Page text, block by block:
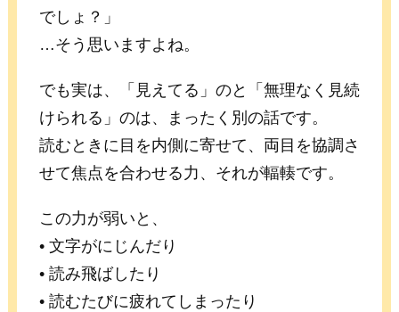
でしょ？」
…そう思いますよね。
でも実は、「見えてる」のと「無理なく見続
けられる」のは、まったく別の話です。
読むときに目を内側に寄せて、両目を協調さ
せて焦点を合わせる力、それが輻輳です。
この力が弱いと、
• 文字がにじんだり
• 読み飛ばしたり
• 読むたびに疲れてしまったり